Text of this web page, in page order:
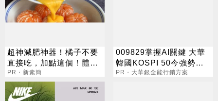
超神減肥神器！橘子不要
直接吃，加點這個！體重
天天下降
PR・新素簡
009829掌握AI關鍵 大華
韓國KOSPI 50今強勢開
募
PR・大華銀全能行銷方案